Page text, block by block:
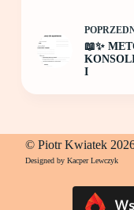
📖✨
I
© Piotr Kwiatek
Designed by Kacper Lewczyk